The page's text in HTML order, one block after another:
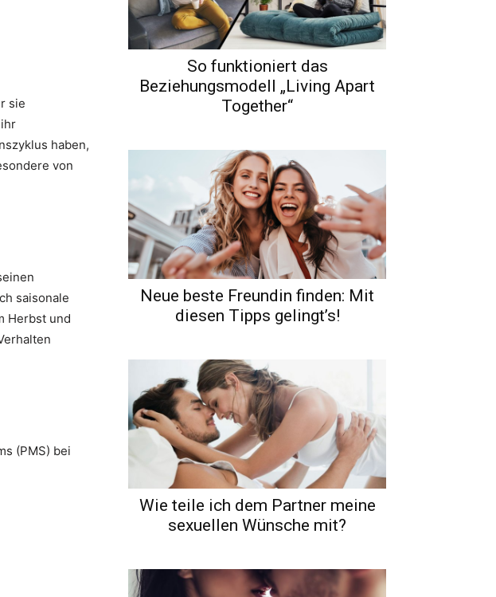
sie
haben,
von
saisonale
Herbst und
(PMS) bei
So funktioniert das
Beziehungsmodell „Living Apart
Together“
Neue beste Freundin finden: Mit
diesen Tipps gelingt’s!
Wie teile ich dem Partner meine
sexuellen Wünsche mit?